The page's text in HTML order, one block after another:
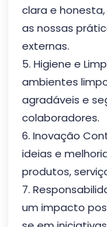
clara e
as nossas
externas.
5. Higiene e
ambientes
agradáveis e
colaboradores.
6. Inovação
ideias e
produtos,
7.
um impacto